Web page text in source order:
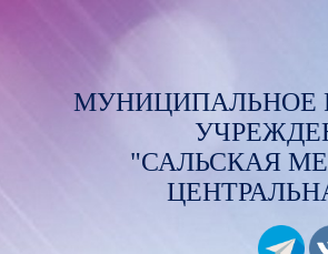
МУНИЦИПАЛЬНОЕ
"САЛЬСКАЯ